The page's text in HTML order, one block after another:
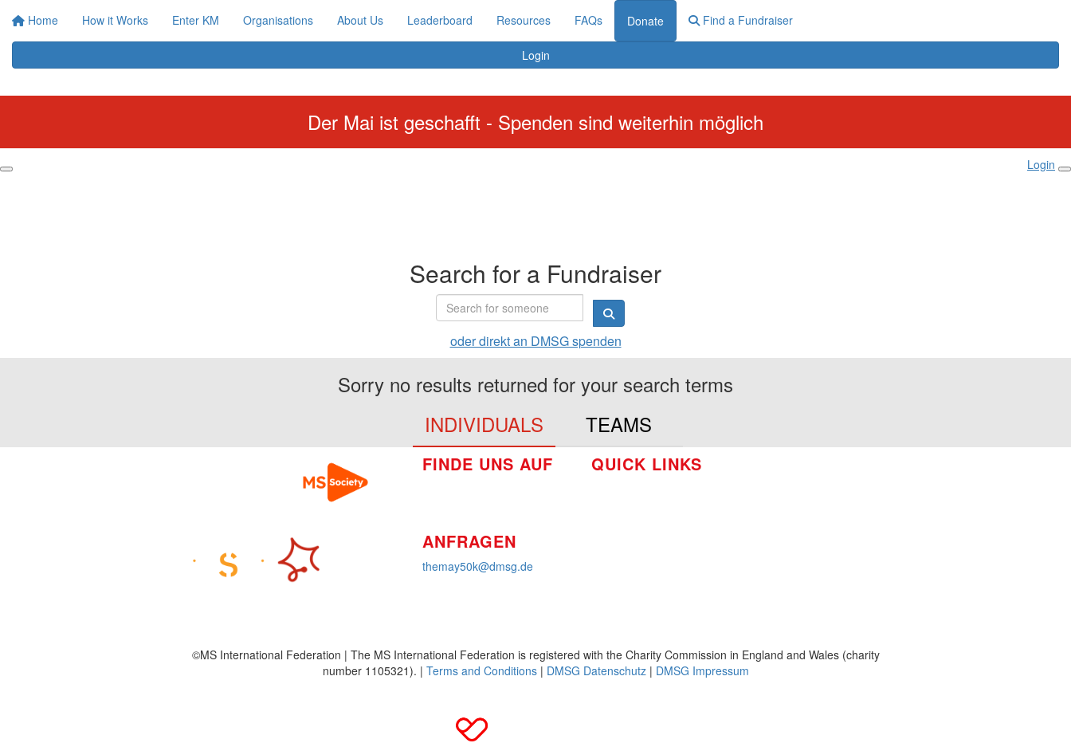
Home How it Works Enter KM Organisations About Us Leaderboard Resources FAQs Donate Find a Fundraiser
Login
Der Mai ist geschafft - Spenden sind weiterhin möglich
Login
Search for a Fundraiser
oder direkt an DMSG spenden
Sorry no results returned for your search terms
INDIVIDUALS
TEAMS
FINDE UNS AUF
ANFRAGEN
themay50k@dmsg.de
QUICK LINKS
©MS International Federation | The MS International Federation is registered with the Charity Commission in England and Wales (charity
number 1105321). | Terms and Conditions| DMSG Datenschutz| DMSG Impressum